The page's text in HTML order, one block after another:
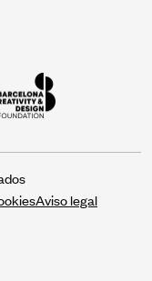
Aviso legal